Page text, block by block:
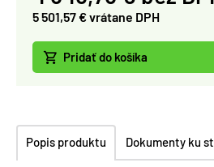
5 501,57 € vrátane DPH
Pridať do košíka
Popis produktu Dokumenty ku